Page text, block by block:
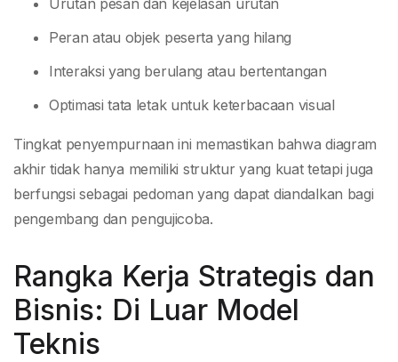
Peran atau objek peserta yang hilang
Interaksi yang berulang atau bertentangan
Optimasi tata letak untuk keterbacaan visual
Tingkat penyempurnaan ini memastikan bahwa diagram
akhir tidak hanya memiliki struktur yang kuat tetapi juga
berfungsi sebagai pedoman yang dapat diandalkan bagi
pengembang dan pengujicoba.
Rangka Kerja Strategis dan
Bisnis: Di Luar Model
Teknis